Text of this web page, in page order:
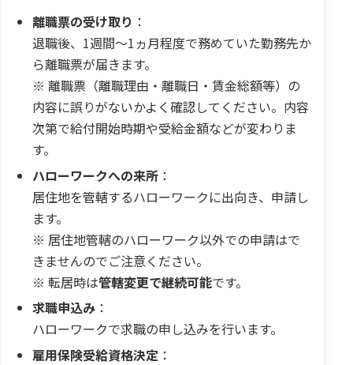
離職票の受け取り ：
退職後、1週間～1ヵ月程度で務めていた勤務先か
ら離職票が届きます。
※ 離職票（離職理由・離職日・賃金総額等）の
内容に誤りがないかよく確認してください。内容
次第で給付開始時期や受給金額などが変わりま
す。
ハローワークへの来所 ：
居住地を管轄するハローワークに出向き、申請し
ます。
※ 居住地管轄のハローワーク以外での申請はで
きませんのでご注意ください。
※ 転居時は管轄変更で継続可能です。
求職申込み ：
ハローワークで求職の申し込みを行います。
雇用保険受給資格決定 ：